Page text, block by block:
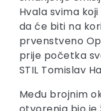
Hvala svima
da će biti na
prvenstveno
prije početka
STIL Tomislav
Među brojnim